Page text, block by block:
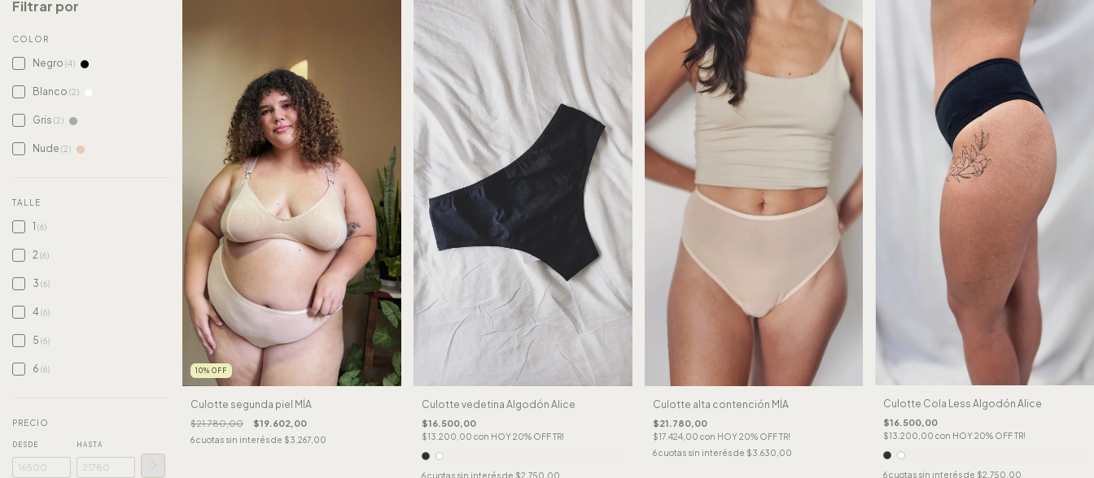
Filtrar por
COLOR
Negro (4)
Blanco (2)
Gris (2)
Nude (2)
TALLE
1 (6)
2(6)
3 (6)
4 (6)
5 (6)
6 (6)
PRECIO
DESDE HASTA
10% OFF
Culotte segunda piel MÍA
$21.780,00 $19.602,00
6cuotas sin interés de $3.267,00
Culotte vedetina Algodón Alice
$16.500,00
$13.200,00 con HOY 20% OFF TR!
6cuotas sin interés de $2.750,00
Culotte alta contención MÍA
$21.780,00
$17.424,00 con HOY 20% OFF TR!
6 cuotas sin interés de $3.630,00
Culotte Cola Less Algodón Alice
$16.500,00
$13.200,00con HOY 20% OFF TR!
6cuotas sin interés de $2.750,00